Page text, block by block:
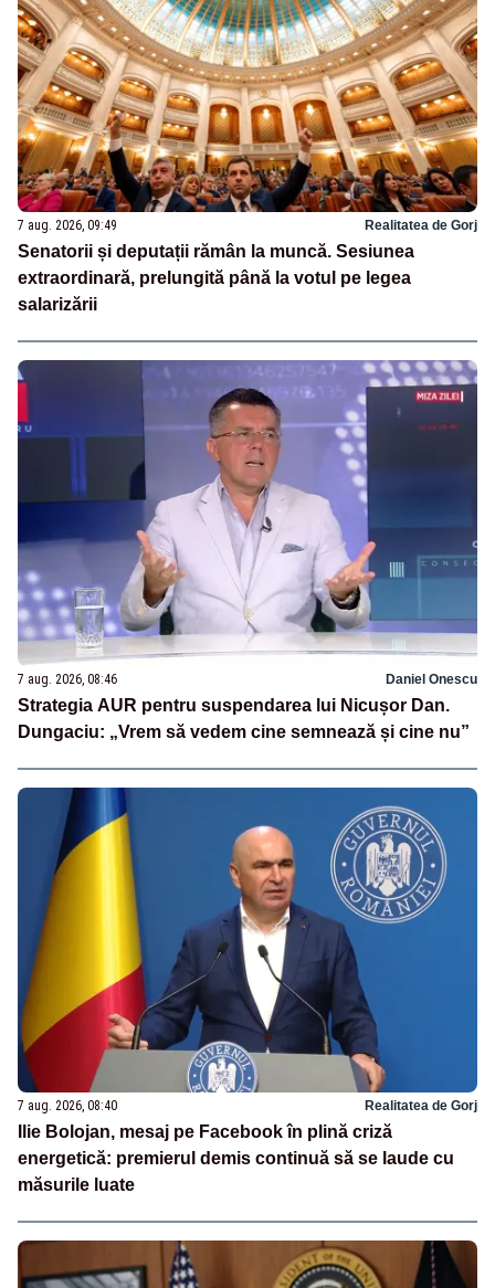
7 aug. 2026, 09:49 Realitatea de Gorj
Senatorii și deputații rămân la muncă. Sesiunea
extraordinară, prelungită până la votul pe legea
salarizării
7 aug. 2026, 08:46 Daniel Onescu
Strategia AUR pentru suspendarea lui Nicușor Dan.
Dungaciu: „Vrem să vedem cine semnează și cine nu”
7 aug. 2026, 08:40 Realitatea de Gorj
Ilie Bolojan, mesaj pe Facebook în plină criză
energetică: premierul demis continuă să se laude cu
măsurile luate